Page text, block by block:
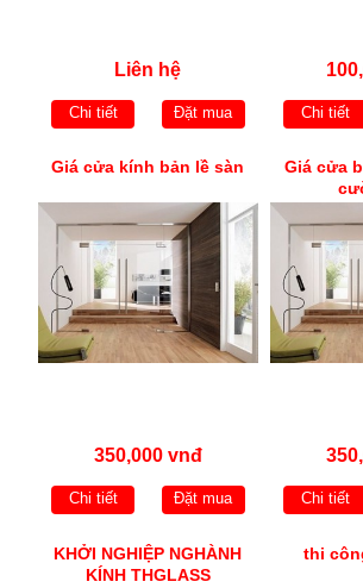
Liên hệ
Chi tiết Đặt mua Chi tiết
Giá cửa kính bản lề sàn
350,000 vnđ
Chi tiết Đặt mua
Giá cửa
Chi tiết
KHỞI NGHIỆP NGHÀNH
KÍNH THGLASS
thi